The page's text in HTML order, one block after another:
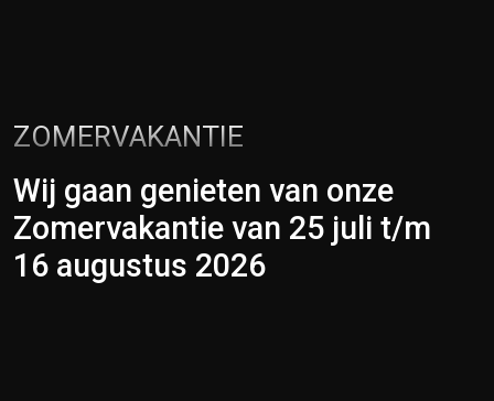
ZOMERVAKANTIE
Wij gaan genieten van onze
Zomervakantie van 25 juli t/m
16 augustus 2026